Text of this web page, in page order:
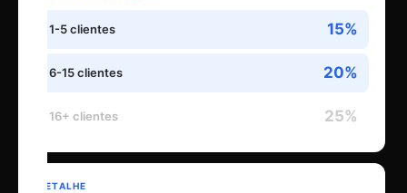
1-5 clientes 15%
6-15 clientes 20%
16+ clientes 25%
DETALHE